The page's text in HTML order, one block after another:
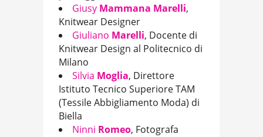
Giusy Mammana Marelli,
Knitwear Designer
Giuliano Marelli, Docente di
Knitwear Design al Politecnico di
Milano
Silvia Moglia, Direttore
Istituto Tecnico Superiore TAM
(Tessile Abbigliamento Moda) di
Biella
Ninni Romeo, Fotografa